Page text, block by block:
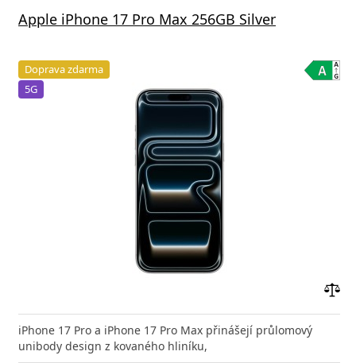
Apple iPhone 17 Pro Max 256GB Silver
Doprava zdarma
5G
iPhone 17 Pro a iPhone 17 Pro Max přinášejí průlomový
unibody design z kovaného hliníku,